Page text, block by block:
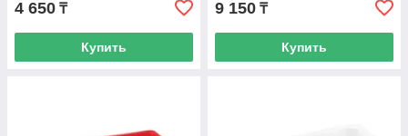
4 650 ₸
Купить
9 150 ₸
Купить